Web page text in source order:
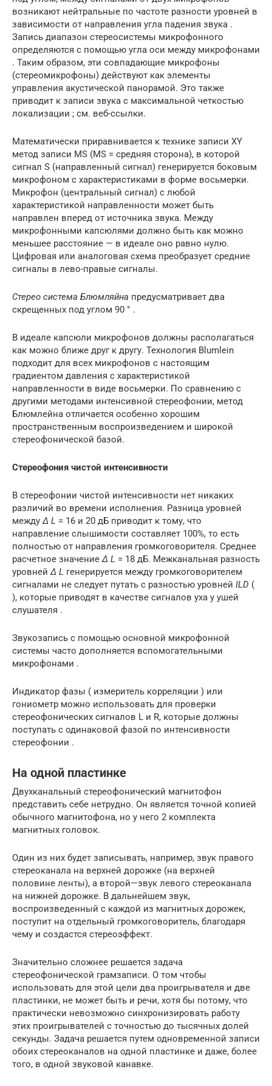
возникают нейтральные по частоте разности уровней в
зависимости от направления угла падения звука .
Запись диапазон стереосистемы микрофонного
определяются с помощью угла оси между микрофонами
. Таким образом, эти совпадающие микрофоны
(стереомикрофоны) действуют как элементы
управления акустической панорамой. Это также
приводит к записи звука с максимальной четкостью
локализации ; см. веб-ссылки.
Математически приравнивается к технике записи XY
метод записи MS (MS = средняя сторона), в которой
сигнал S (направленный сигнал) генерируется боковым
микрофоном с характеристиками в форме восьмерки.
Микрофон (центральный сигнал) с любой
характеристикой направленности может быть
направлен вперед от источника звука. Между
микрофонными капсюлями должно быть как можно
меньшее расстояние — в идеале оно равно нулю.
Цифровая или аналоговая схема преобразует средние
сигналы в лево-правые сигналы.
Стерео система Блюмляйна предусматривает два
скрещенных под углом 90 ° .
В идеале капсюли микрофонов должны располагаться
как можно ближе друг к другу. Технология Blumlein
подходит для всех микрофонов с настоящим
градиентом давления с характеристикой
направленности в виде восьмерки. По сравнению с
другими методами интенсивной стереофонии, метод
Блюмлейна отличается особенно хорошим
пространственным воспроизведением и широкой
стереофонической базой.
Стереофония чистой интенсивности
В стереофонии чистой интенсивности нет никаких
различий во времени исполнения. Разница уровней
между∆ L = 16 и 20 дБ приводит к тому, что
направление слышимости составляет 100%, то есть
полностью от направления громкоговорителя. Среднее
расчетное значение∆ L = 18 дБ. Межканальная разность
уровнейΔ L генерируется между громкоговорителем
сигналами не следует путать с разностью уровней ILD (
), которые приводят в качестве сигналов уха у ушей
слушателя .
Звукозапись с помощью основной микрофонной
системы часто дополняется вспомогательными
микрофонами .
Индикатор фазы ( измеритель корреляции ) или
гониометр можно использовать для проверки
стереофонических сигналов L и R, которые должны
поступать с одинаковой фазой по интенсивности
стереофонии .
На одной пластинке
Двухканальный стереофонический магнитофон
представить себе нетрудно. Он является точной копией
обычного магнитофона, но у него 2 комплекта
магнитных головок.
Один из них будет записывать, например, звук правого
стереоканала на верхней дорожке (на верхней
половине ленты), а второй—звук левого стереоканала
на нижней дорожке. В дальнейшем звук,
воспроизведенный с каждой из магнитных дорожек,
поступит на отдельный громкоговоритель, благодаря
чему и создастся стереоэффект.
Значительно сложнее решается задача
стереофонической грамзаписи. О том чтобы
использовать для этой цели два проигрывателя и две
пластинки, не может быть и речи, хотя бы потому, что
практически невозможно синхронизировать работу
этих проигрывателей с точностью до тысячных долей
секунды. Задача решается путем одновременной записи
обоих стереоканалов на одной пластинке и даже, более
того, в одной звуковой канавке.